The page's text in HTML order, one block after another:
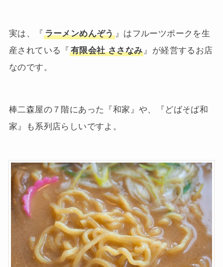
実は、『 ラーメンめんぞう』はフルーツポークを生
産されている『 有限会社 ささなみ』が経営するお店
なのです。
棒二森屋の７階にあった『和家』や、『どばそば和
家』も系列店らしいですよ。